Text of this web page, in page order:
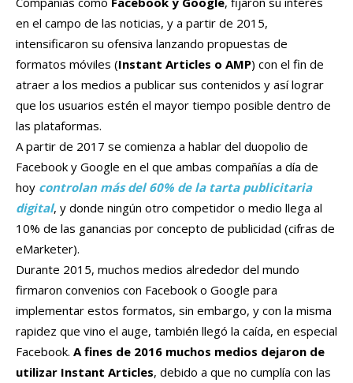
en el campo de las noticias, y a partir de 2015,
intensificaron su ofensiva lanzando propuestas de
formatos móviles (Instant Articles o AMP) con el fin de
atraer a los medios a publicar sus contenidos y así lograr
que los usuarios estén el mayor tiempo posible dentro de
las plataformas.
A partir de 2017 se comienza a hablar del duopolio de
Facebook y Google en el que ambas compañías a día de
hoy controlan más del 60% de la tarta publicitaria
digital, y donde ningún otro competidor o medio llega al
10% de las ganancias por concepto de publicidad (cifras de
eMarketer).
Durante 2015, muchos medios alrededor del mundo
firmaron convenios con Facebook o Google para
implementar estos formatos, sin embargo, y con la misma
rapidez que vino el auge, también llegó la caída, en especial
Facebook. A fines de 2016 muchos medios dejaron de
utilizar Instant Articles, debido a que no cumplía con las